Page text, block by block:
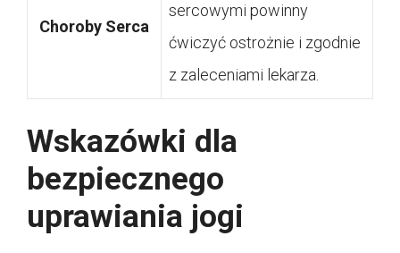
Choroby Serca
sercowymi powinny
ćwiczyć ostrożnie i zgodnie
z zaleceniami lekarza.
Wskazówki dla
bezpiecznego
uprawiania jogi